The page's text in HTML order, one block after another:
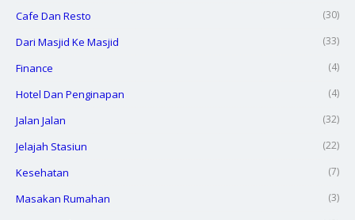
Cafe Dan Resto (30)
Dari Masjid Ke Masjid (33)
Finance (4)
Hotel Dan Penginapan (4)
Jalan Jalan (32)
Jelajah Stasiun (22)
Kesehatan (7)
Masakan Rumahan (3)